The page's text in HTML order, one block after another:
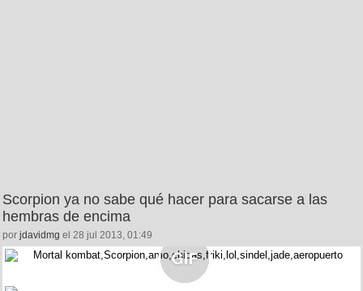
Scorpion ya no sabe qué hacer para sacarse a las
hembras de encima
por jdavidmg el 28 jul 2013, 01:49